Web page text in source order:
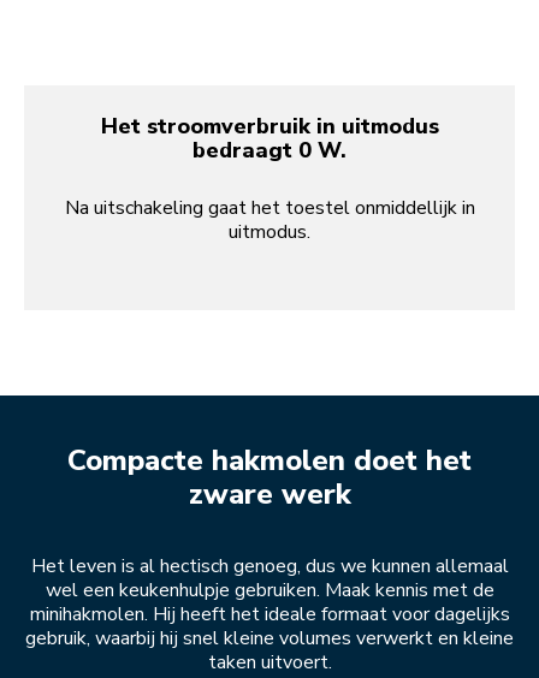
Het stroomverbruik in uitmodus
bedraagt 0 W.
Na uitschakeling gaat het toestel onmiddellijk in
uitmodus.
Compacte hakmolen doet het
zware werk
Het leven is al hectisch genoeg, dus we kunnen allemaal
wel een keukenhulpje gebruiken. Maak kennis met de
minihakmolen. Hij heeft het ideale formaat voor dagelijks
gebruik, waarbij hij snel kleine volumes verwerkt en kleine
taken uitvoert.